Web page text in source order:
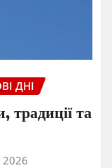
ДНІ
традиції та
2026